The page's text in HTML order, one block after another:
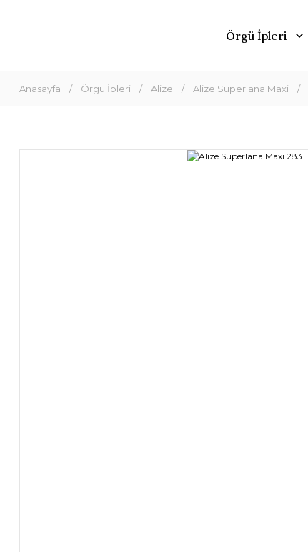
Örgü İpleri
Anasayfa Örgü İpleri Alize Alize Süperlana Maxi